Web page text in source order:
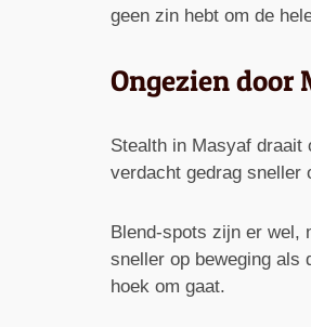
geen zin hebt om de
Ongezien
Stealth in Masyaf draait
verdacht gedrag sneller
Blend-spots zijn er wel,
sneller op beweging als
hoek om gaat.